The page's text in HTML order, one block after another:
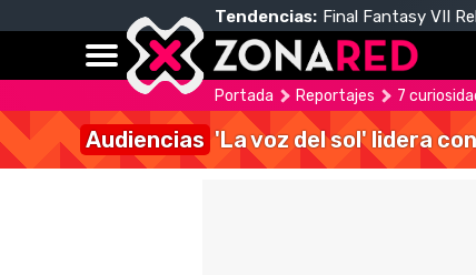
Tendencias: Final Fantasy VII
Portada Reportajes 7
Audiencias 'La voz del sol' lidera